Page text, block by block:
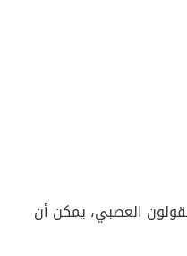
العصبي، يمكن أن